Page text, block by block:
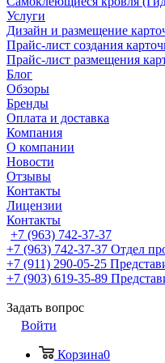
Услуги
Дизайн и размещение
Прайс-лист создания
Прайс-лист размещения
Блог
Обзоры
Бренды
Оплата и доставка
Компания
О компании
Новости
Отзывы
Контакты
Лицензии
Контакты
+7 (963) 742-37-37
+7 (963) 742-37-37 Отдел
+7 (911) 290-05-25
+7 (903) 619-35-89
Задать вопрос
Войти
Корзина0